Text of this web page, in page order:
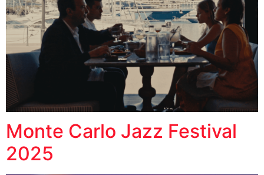
Monte Carlo Jazz Festival
2025